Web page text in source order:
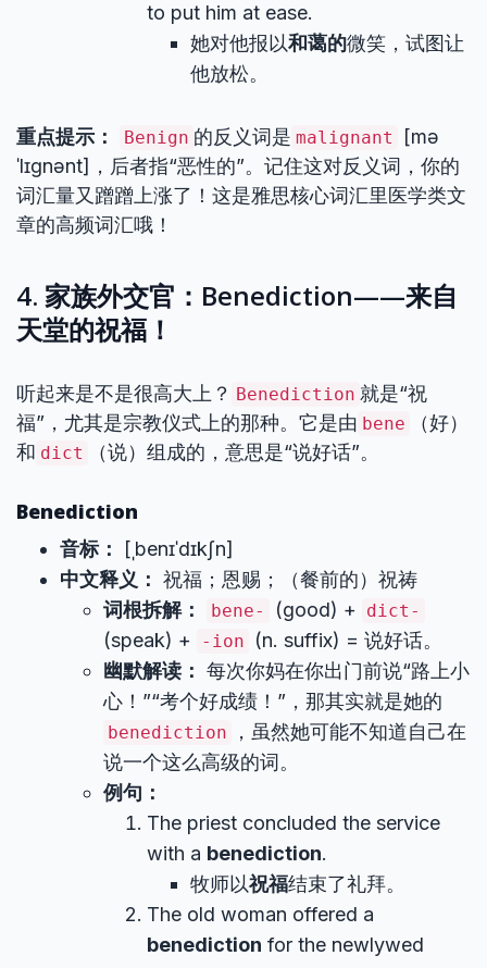
to put him at ease.
她对他报以和蔼的微笑，试图让
他放松。
重点提示： Benign 的反义词是 malignant
[mə
ˈlɪɡnənt]，后者指“恶性的”。记住这对反义词，你的
词汇量又蹭蹭上涨了！这是雅思核心词汇里医学类文
章的高频词汇哦！
4. 家族外交官：Benediction——来自
天堂的祝福！
听起来是不是很高大上？ Benediction 就是“祝
福”，尤其是宗教仪式上的那种。它是由 bene
（好）
和 dict （说）组成的，意思是“说好话”。
Benediction
音标：
[ˌbenɪˈdɪkʃn]
中文释义： 祝福；恩赐；（餐前的）祝祷
词根拆解：
bene- (good) + dict-
(speak) + -ion
(n. suffix) = 说好话。
幽默解读： 每次你妈在你出门前说“路上小
心！”“考个好成绩！”，那其实就是她的
benediction
，虽然她可能不知道自己在
说一个这么高级的词。
例句：
The priest concluded the service
with a benediction.
牧师以祝福结束了礼拜。
The old woman offered a
benediction for the newlywed